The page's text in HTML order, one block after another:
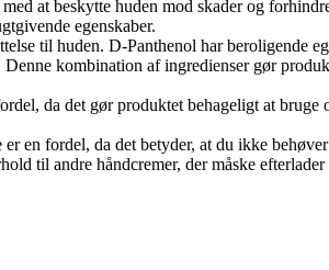
at beskytte huden mod skader og
egenskaber.
til huden. D-Panthenol har beroligende
kombination af ingredienser gør
da det gør produktet behageligt at
en fordel, da det betyder, at du ikke
til andre håndcremer, der måske